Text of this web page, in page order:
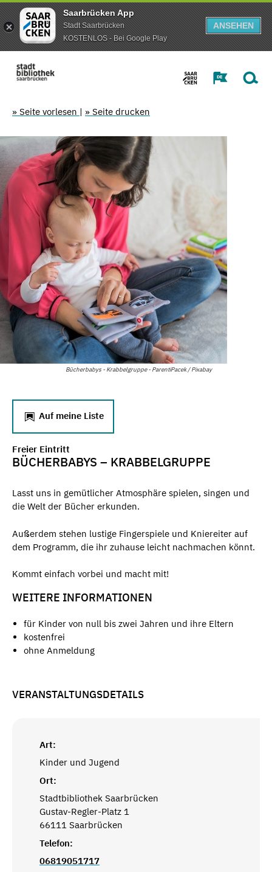
Saarbrücken App
Stadt Saarbrücken
KOSTENLOS - Bei Google Play
ANSEHEN
» Seite vorlesen | » Seite drucken
Bücherbabys - Krabbelgruppe - ParentiPacek / Pixabay
Auf meine Liste
Freier Eintritt
BÜCHERBABYS – KRABBELGRUPPE
Lasst uns in gemütlicher Atmosphäre spielen, singen und
die Welt der Bücher erkunden.
Außerdem stehen lustige Fingerspiele und Kniereiter auf
dem Programm, die ihr zuhause leicht nachmachen könnt.
Kommt einfach vorbei und macht mit!
WEITERE INFORMATIONEN
für Kinder von null bis zwei Jahren und ihre Eltern
kostenfrei
ohne Anmeldung
VERANSTALTUNGSDETAILS
Art:
Kinder und Jugend
Ort:
Stadtbibliothek Saarbrücken
Gustav-Regler-Platz 1
66111 Saarbrücken
Telefon:
06819051717